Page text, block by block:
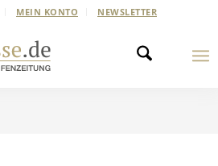
MEIN KONTO NEWSLETTER